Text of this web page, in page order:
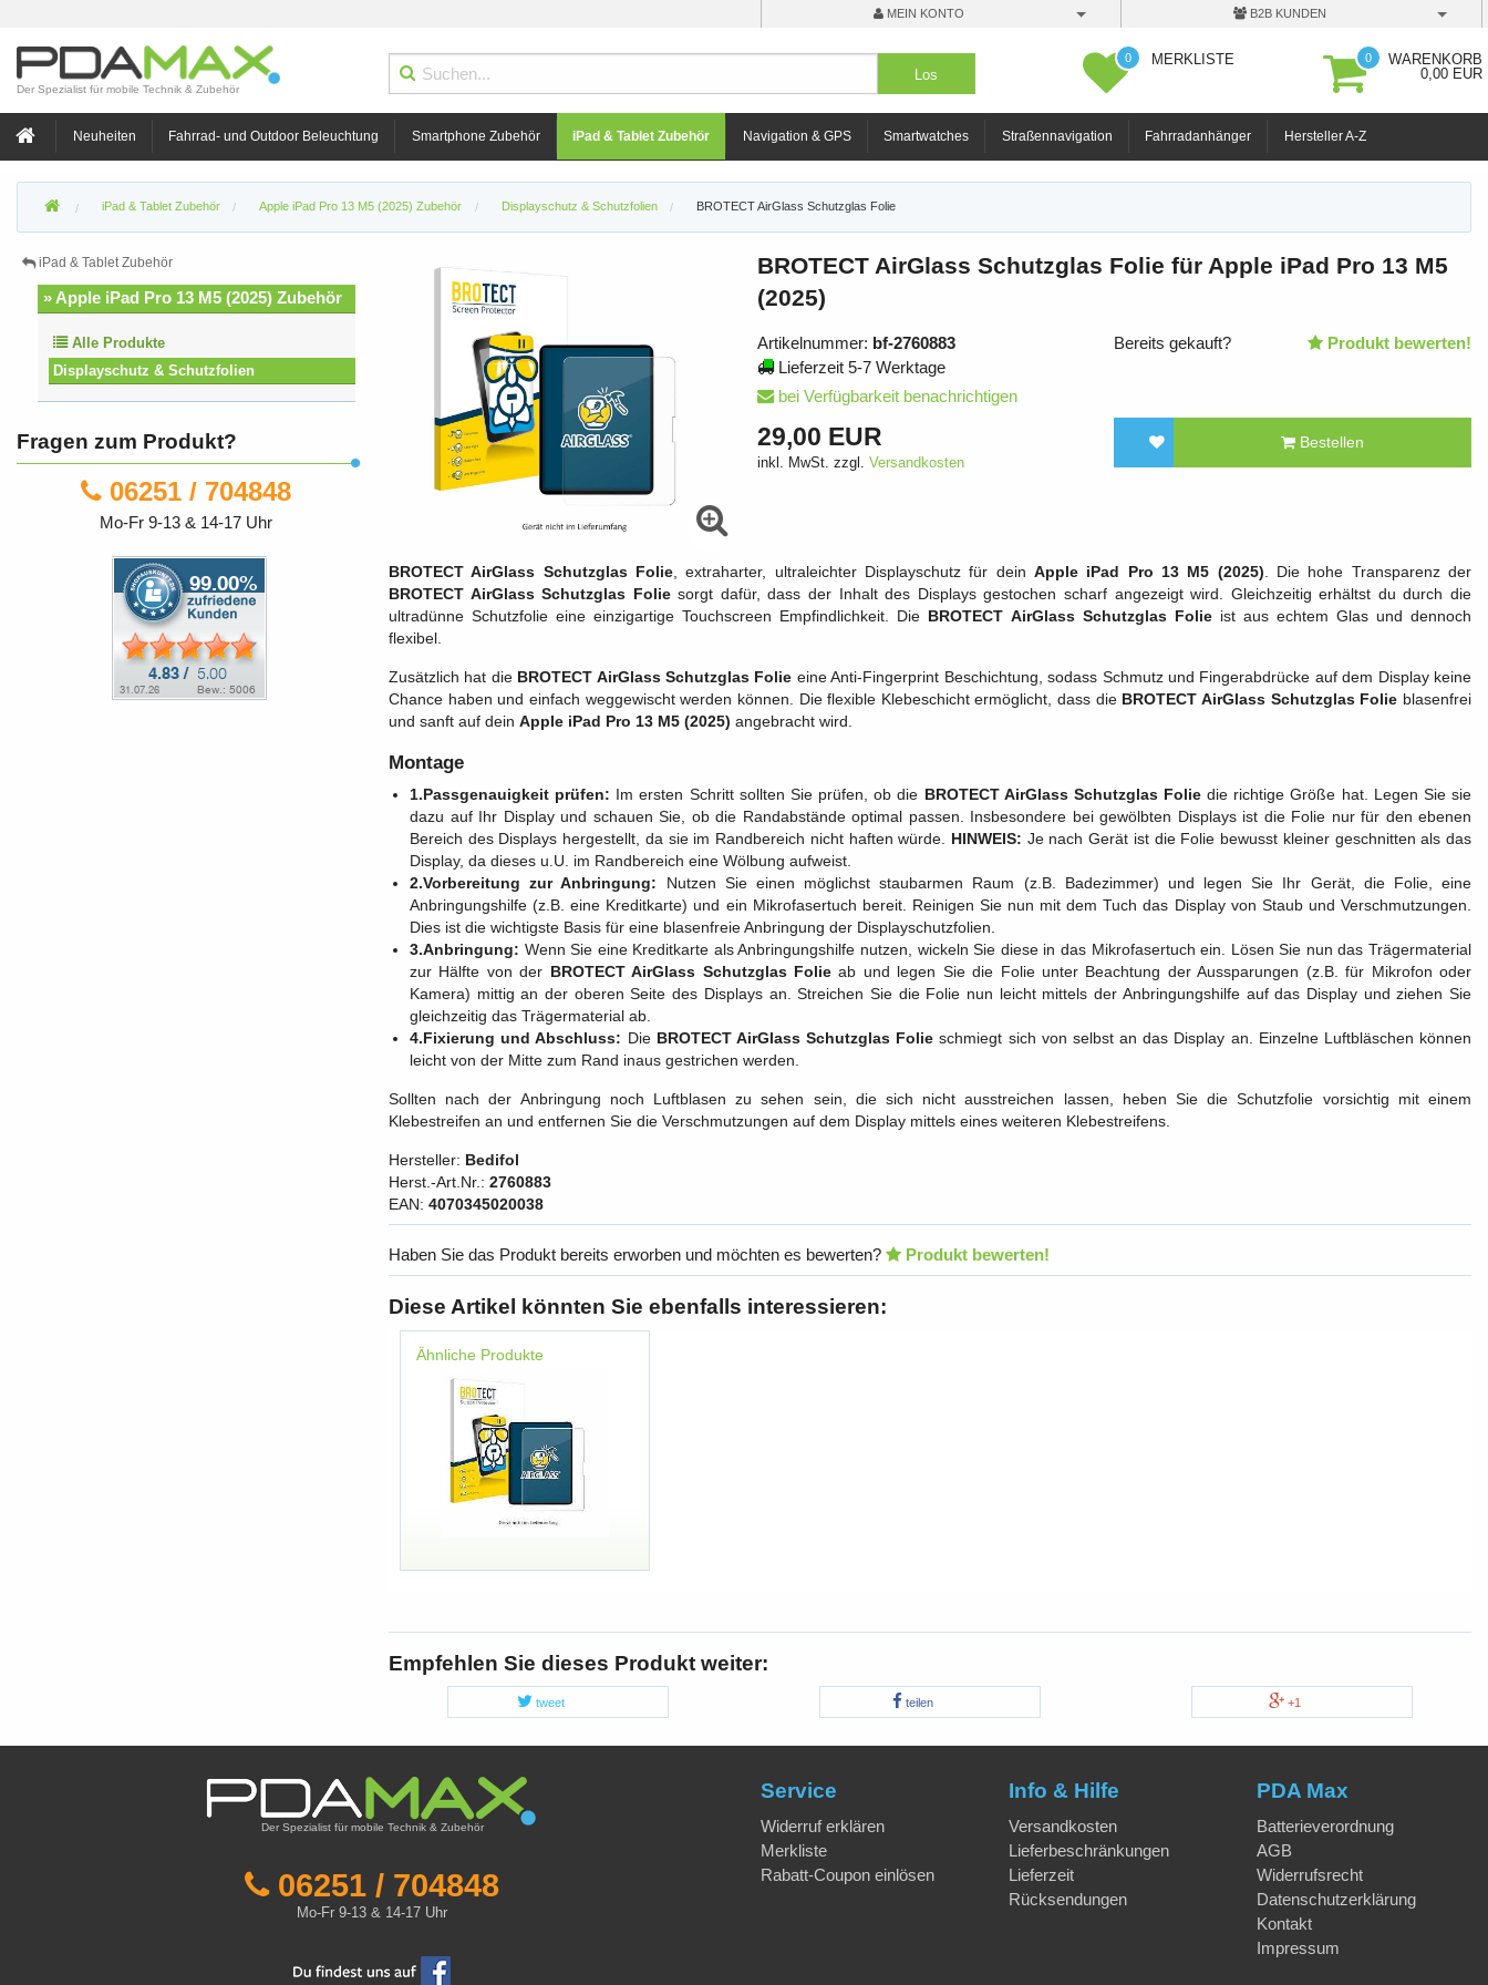
MEIN KONTO B2B KUNDEN
Der Spezialist für mobile Technik & Zubehör
0 MERKLISTE 0
WARENKORB
0,00 EUR
Neuheiten Fahrrad- und Outdoor Beleuchtung Smartphone Zubehör iPad & Tablet Zubehör Navigation & GPS Smartwatches Straßennavigation Fahrradanhänger Hersteller A-Z
iPad & Tablet Zubehör Apple iPad Pro 13 M5 (2025) Zubehör Displayschutz & Schutzfolien BROTECT AirGlass Schutzglas Folie
BROTECT AirGlass Schutzglas Folie für Apple iPad Pro 13 M5
(2025)
Artikelnummer: bf-2760883
Lieferzeit 5-7 Werktage
bei Verfügbarkeit benachrichtigen
Bereits gekauft? Produkt bewerten!
29,00 EUR
inkl. MwSt. zzgl. Versandkosten
Bestellen
BROTECT AirGlass Schutzglas Folie , extraharter, ultraleichter Displayschutz für dein Apple iPad Pro 13 M5 (2025) . Die hohe Transparenz der
BROTECT AirGlass Schutzglas Foliesorgt dafür, dass der Inhalt des Displays gestochen scharf angezeigt wird. Gleichzeitig erhältst du durch die
ultradünne Schutzfolie eine einzigartige Touchscreen Empfindlichkeit. Die BROTECT AirGlass Schutzglas Folieist aus echtem Glas und dennoch
flexibel.
Zusätzlich hat die BROTECT AirGlass Schutzglas Folie eine Anti-Fingerprint Beschichtung, sodass Schmutz und Fingerabdrücke auf dem Display keine
Chance haben und einfach weggewischt werden können. Die flexible Klebeschicht ermöglicht, dass die BROTECT AirGlass Schutzglas Folie blasenfrei
und sanft auf dein Apple iPad Pro 13 M5 (2025) angebracht wird.
Montage
1.Passgenauigkeit prüfen: Im ersten Schritt sollten Sie prüfen, ob die BROTECT AirGlass Schutzglas Foliedie richtige Größe hat. Legen Sie sie
dazu auf Ihr Display und schauen Sie, ob die Randabstände optimal passen. Insbesondere bei gewölbten Displays ist die Folie nur für den ebenen
Bereich des Displays hergestellt, da sie im Randbereich nicht haften würde. HINWEIS: Je nach Gerät ist die Folie bewusst kleiner geschnitten als das
Display, da dieses u.U. im Randbereich eine Wölbung aufweist.
2.Vorbereitung zur Anbringung: Nutzen Sie einen möglichst staubarmen Raum (z.B. Badezimmer) und legen Sie Ihr Gerät, die Folie, eine
Anbringungshilfe (z.B. eine Kreditkarte) und ein Mikrofasertuch bereit. Reinigen Sie nun mit dem Tuch das Display von Staub und Verschmutzungen.
Dies ist die wichtigste Basis für eine blasenfreie Anbringung der Displayschutzfolien.
3.Anbringung: Wenn Sie eine Kreditkarte als Anbringungshilfe nutzen, wickeln Sie diese in das Mikrofasertuch ein. Lösen Sie nun das Trägermaterial
zur Hälfte von der BROTECT AirGlass Schutzglas Folie ab und legen Sie die Folie unter Beachtung der Aussparungen (z.B. für Mikrofon oder
Kamera) mittig an der oberen Seite des Displays an. Streichen Sie die Folie nun leicht mittels der Anbringungshilfe auf das Display und ziehen Sie
gleichzeitig das Trägermaterial ab.
4.Fixierung und Abschluss: Die BROTECT AirGlass Schutzglas Folie schmiegt sich von selbst an das Display an. Einzelne Luftbläschen können
leicht von der Mitte zum Rand inaus gestrichen werden.
Sollten nach der Anbringung noch Luftblasen zu sehen sein, die sich nicht ausstreichen lassen, heben Sie die Schutzfolie vorsichtig mit einem
Klebestreifen an und entfernen Sie die Verschmutzungen auf dem Display mittels eines weiteren Klebestreifens.
Hersteller: Bedifol
Herst.-Art.Nr.: 2760883
EAN: 4070345020038
Haben Sie das Produkt bereits erworben und möchten es bewerten? Produkt bewerten!
Diese Artikel könnten Sie ebenfalls interessieren:
Ähnliche Produkte
Empfehlen Sie dieses Produkt weiter:
tweet teilen +1
iPad & Tablet Zubehör
» Apple iPad Pro 13 M5 (2025) Zubehör
Alle Produkte
Displayschutz & Schutzfolien
Fragen zum Produkt?
06251 / 704848
Mo-Fr 9-13 & 14-17 Uhr
Der Spezialist für mobile Technik & Zubehör
06251 / 704848
Mo-Fr 9-13 & 14-17 Uhr
Service
Widerruf erklären
Merkliste
Rabatt-Coupon einlösen
Info & Hilfe
Versandkosten
Lieferbeschränkungen
Lieferzeit
Rücksendungen
PDA Max
Batterieverordnung
AGB
Widerrufsrecht
Datenschutzerklärung
Kontakt
Impressum